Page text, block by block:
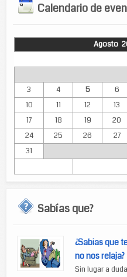
Calendario de
Agosto
3
4 5 6
10
11 12 13
17
18 19 20
24
25 26 27
31
Sabías que?
¿Sabias que
no nos relaja?
Sin lugar a